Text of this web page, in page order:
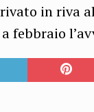
in riva
febbraio